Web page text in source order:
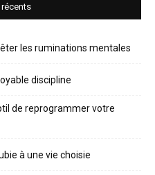
les ruminations mentales
discipline
de reprogrammer votre
à une vie choisie